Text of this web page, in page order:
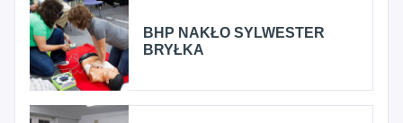
BHP NAKŁO SYLWESTER
BRYŁKA